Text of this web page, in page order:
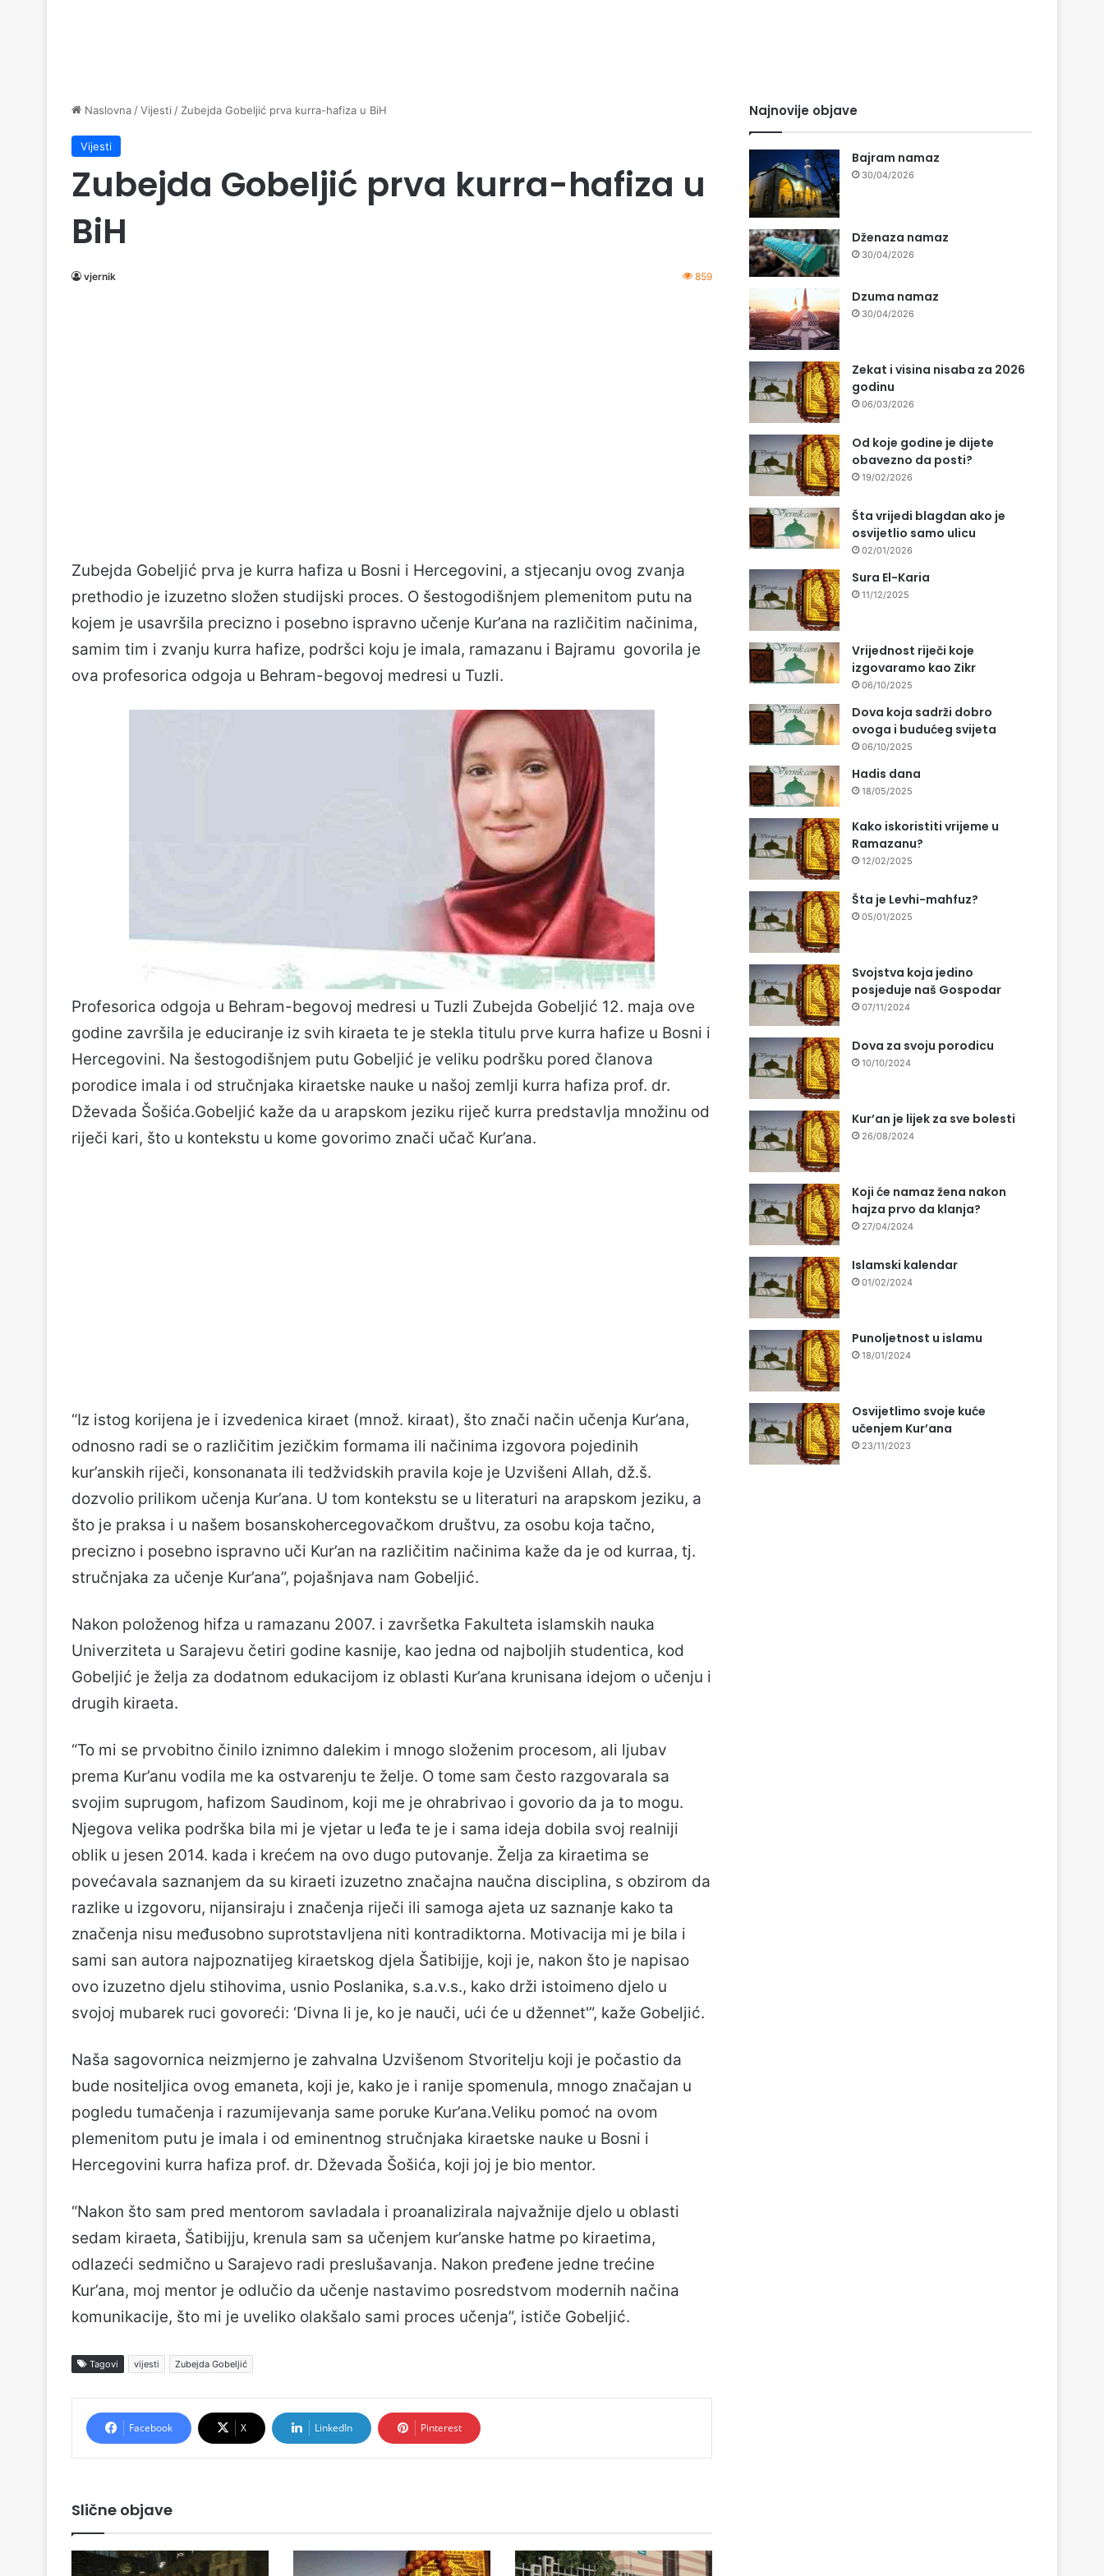
Naslovna /Vijesti / Zubejda Gobeljić prva kurra-hafiza u BiH
Vijesti
Zubejda Gobeljić prva kurra-hafiza u
BiH
vjernik 859
Zubejda Gobeljić prva je kurra hafiza u Bosni i Hercegovini, a stjecanju ovog zvanja
prethodio je izuzetno složen studijski proces. O šestogodišnjem plemenitom putu na
kojem je usavršila precizno i posebno ispravno učenje Kur’ana na različitim načinima,
samim tim i zvanju kurra hafize, podršci koju je imala, ramazanu i Bajramu govorila je
ova profesorica odgoja u Behram-begovoj medresi u Tuzli.
Profesorica odgoja u Behram-begovoj medresi u Tuzli Zubejda Gobeljić 12. maja ove
godine završila je educiranje iz svih kiraeta te je stekla titulu prve kurra hafize u Bosni i
Hercegovini. Na šestogodišnjem putu Gobeljić je veliku podršku pored članova
porodice imala i od stručnjaka kiraetske nauke u našoj zemlji kurra hafiza prof. dr.
Dževada Šošića.Gobeljić kaže da u arapskom jeziku riječ kurra predstavlja množinu od
riječi kari, što u kontekstu u kome govorimo znači učač Kur’ana.
“Iz istog korijena je i izvedenica kiraet (množ. kiraat), što znači način učenja Kur’ana,
odnosno radi se o različitim jezičkim formama ili načinima izgovora pojedinih
kur’anskih riječi, konsonanata ili tedžvidskih pravila koje je Uzvišeni Allah, dž.š.
dozvolio prilikom učenja Kur’ana. U tom kontekstu se u literaturi na arapskom jeziku, a
što je praksa i u našem bosanskohercegovačkom društvu, za osobu koja tačno,
precizno i posebno ispravno uči Kur’an na različitim načinima kaže da je od kurraa, tj.
stručnjaka za učenje Kur’ana”, pojašnjava nam Gobeljić.
Nakon položenog hifza u ramazanu 2007. i završetka Fakulteta islamskih nauka
Univerziteta u Sarajevu četiri godine kasnije, kao jedna od najboljih studentica, kod
Gobeljić je želja za dodatnom edukacijom iz oblasti Kur’ana krunisana idejom o učenju i
drugih kiraeta.
“To mi se prvobitno činilo iznimno dalekim i mnogo složenim procesom, ali ljubav
prema Kur’anu vodila me ka ostvarenju te želje. O tome sam često razgovarala sa
svojim suprugom, hafizom Saudinom, koji me je ohrabrivao i govorio da ja to mogu.
Njegova velika podrška bila mi je vjetar u leđa te je i sama ideja dobila svoj realniji
oblik u jesen 2014. kada i krećem na ovo dugo putovanje. Želja za kiraetima se
povećavala saznanjem da su kiraeti izuzetno značajna naučna disciplina, s obzirom da
razlike u izgovoru, nijansiraju i značenja riječi ili samoga ajeta uz saznanje kako ta
značenja nisu međusobno suprotstavljena niti kontradiktorna. Motivacija mi je bila i
sami san autora najpoznatijeg kiraetskog djela Šatibijje, koji je, nakon što je napisao
ovo izuzetno djelu stihovima, usnio Poslanika, s.a.v.s., kako drži istoimeno djelo u
svojoj mubarek ruci govoreći: ‘Divna li je, ko je nauči, ući će u džennet'”, kaže Gobeljić.
Naša sagovornica neizmjerno je zahvalna Uzvišenom Stvoritelju koji je počastio da
bude nositeljica ovog emaneta, koji je, kako je i ranije spomenula, mnogo značajan u
pogledu tumačenja i razumijevanja same poruke Kur’ana.Veliku pomoć na ovom
plemenitom putu je imala i od eminentnog stručnjaka kiraetske nauke u Bosni i
Hercegovini kurra hafiza prof. dr. Dževada Šošića, koji joj je bio mentor.
“Nakon što sam pred mentorom savladala i proanalizirala najvažnije djelo u oblasti
sedam kiraeta, Šatibijju, krenula sam sa učenjem kur’anske hatme po kiraetima,
odlazeći sedmično u Sarajevo radi preslušavanja. Nakon pređene jedne trećine
Kur’ana, moj mentor je odlučio da učenje nastavimo posredstvom modernih načina
komunikacije, što mi je uveliko olakšalo sami proces učenja”, ističe Gobeljić.
Tagovi vijesti Zubejda Gobeljić
Facebook X LinkedIn Pinterest
Slične objave
Najnovije objave
Bajram namaz
30/04/2026
Dženaza namaz
30/04/2026
Dzuma namaz
30/04/2026
Zekat i visina nisaba za 2026
godinu
06/03/2026
Od koje godine je dijete
obavezno da posti?
19/02/2026
Šta vrijedi blagdan ako je
osvijetlio samo ulicu
02/01/2026
Sura El-Karia
11/12/2025
Vrijednost riječi koje
izgovaramo kao Zikr
06/10/2025
Dova koja sadrži dobro
ovoga i budućeg svijeta
06/10/2025
Hadis dana
18/05/2025
Kako iskoristiti vrijeme u
Ramazanu?
12/02/2025
Šta je Levhi-mahfuz?
05/01/2025
Svojstva koja jedino
posjeduje naš Gospodar
07/11/2024
Dova za svoju porodicu
10/10/2024
Kur’an je lijek za sve bolesti
26/08/2024
Koji će namaz žena nakon
hajza prvo da klanja?
27/04/2024
Islamski kalendar
01/02/2024
Punoljetnost u islamu
18/01/2024
Osvijetlimo svoje kuće
učenjem Kur’ana
23/11/2023